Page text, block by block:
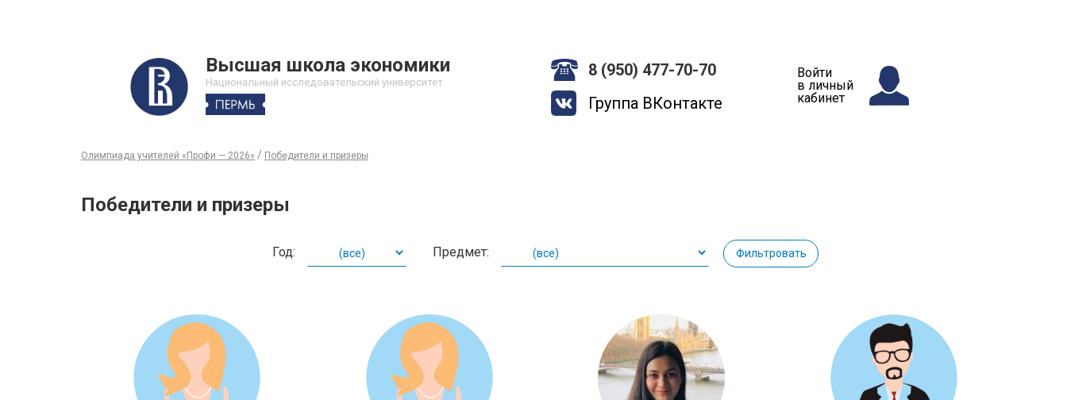
Высшая школа экономики
Национальный исследовательский университет
8 (950) 477-70-70
Группа ВКонтакте
Войти
в личный
кабинет
Олимпиада учителей «Профи — 2026» / Победители и призеры
Победители и призеры
Год: Предмет: